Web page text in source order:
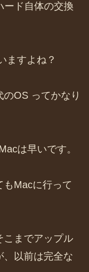
ード自体の交換
ますよね？
OS ってかなり
は早いです。
もMacに行って
こまでアップル
、以前は完全な